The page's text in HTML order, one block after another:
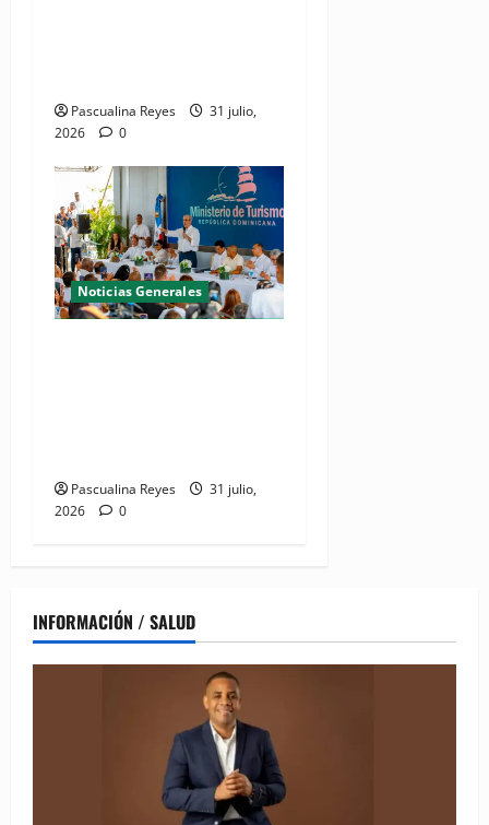
Pascualina Reyes
31 julio,
2026
0
Noticias Generales
Pascualina Reyes
31 julio,
2026
0
INFORMACIÓN / SALUD